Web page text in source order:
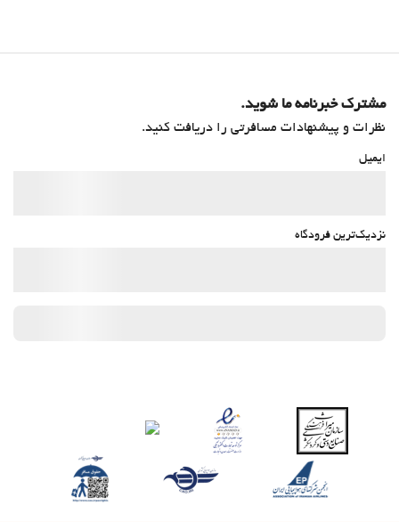
مشترک خبرنامه ما شوید.
نظرات و پیشنهادات مسافرتی را دریافت کنید.
ایمیل
نزدیک‌ترین فرودگاه